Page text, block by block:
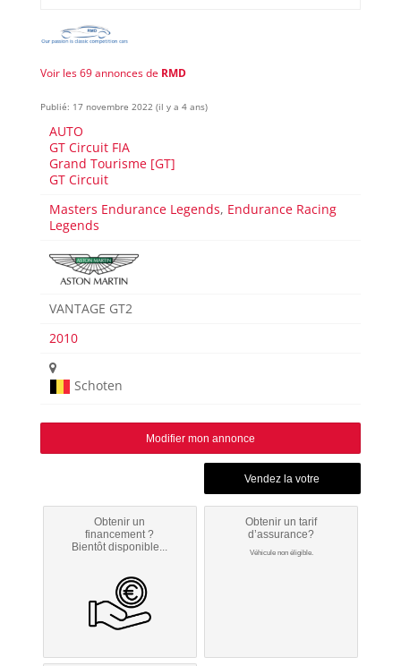
Voir les 69 annonces de RMD
Publié: 17 novembre 2022 (il y a 4 ans)
AUTO
GT Circuit FIA
Grand Tourisme [GT]
GT Circuit
Masters Endurance Legends, Endurance Racing
Legends
VANTAGE GT2
2010
Schoten
Modifier mon annonce
Obtenir un
financement ?
Bientôt disponible...
Obtenir un tarif
d’assurance?
Véhicule non éligible.